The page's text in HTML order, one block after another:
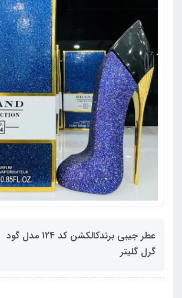
عطر جیبی برندکالکشن کد 124 مدل گود
گرل گلیتر